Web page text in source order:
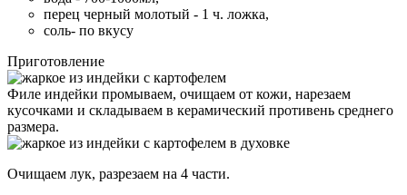
перец черный молотый - 1 ч. ложка,
соль- по вкусу
Приготовление
Филе индейки промываем, очищаем от кожи, нарезаем
кусочками и складываем в керамический противень среднего
размера.
Очищаем лук, разрезаем на 4 части.